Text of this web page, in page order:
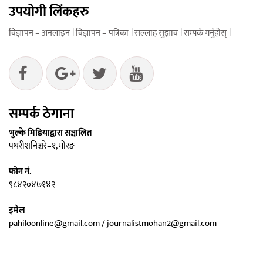
उपयोगी लिंकहरु
विज्ञापन – अनलाइन विज्ञापन – पत्रिका सल्लाह सुझाव सम्पर्क गर्नुहोस्
सम्पर्क ठेगाना
भुल्के मिडियाद्वारा सञ्चालित
पथरीशनिश्चरे–१, मोरङ
फोन नं.
९८४२०४७१४२
इमेल
pahiloonline@gmail.com / journalistmohan2@gmail.com